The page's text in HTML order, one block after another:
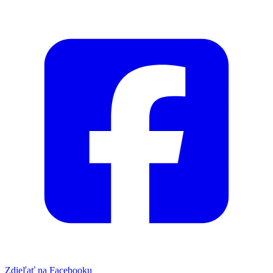
Zdieľať na Facebooku